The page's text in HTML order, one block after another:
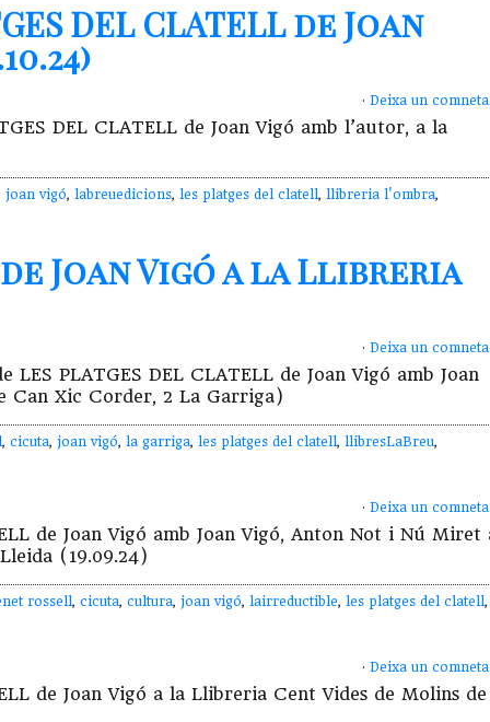
DEL CLATELL de Joan
· Deixa un
DEL CLATELL de Joan Vigó amb l’autor, a la
joan vigó, labreuedicions, les platges del clatell, llibreria l'ombra,
de Joan Vigó a la Llibreria
· Deixa un
PLATGES DEL CLATELL de Joan Vigó amb Joan
Xic Corder, 2 La Garriga)
, cicuta, joan vigó, la garriga, les platges del clatell, llibresLaBreu,
· Deixa un
de Joan Vigó amb Joan Vigó, Anton Not i Nú Miret
(19.09.24)
rossell, cicuta, cultura, joan vigó, lairreductible, les platges del clatell,
· Deixa un
de Joan Vigó a la Llibreria Cent Vides de Molins de